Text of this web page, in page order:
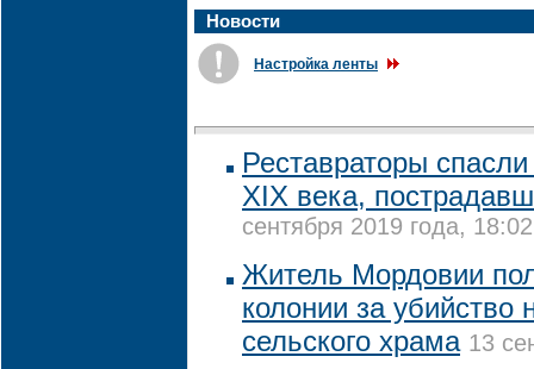
Новости
Настройка ленты
Реставраторы спасли
XIX века,
сентября 2019 года, 18:02
Житель Мордовии
колонии за убийство
сельского храма 13